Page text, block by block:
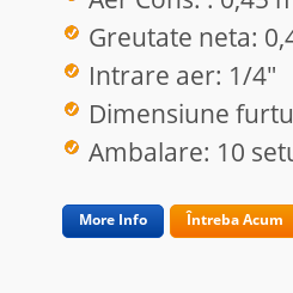
Greutate neta:
Intrare aer: 1/4"
Dimensiune
Ambalare: 10
More Info Întreba Acum